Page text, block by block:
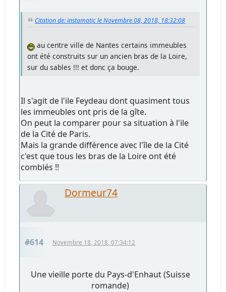
Citation de: instamatic le Novembre 08, 2018, 18:32:08
au centre ville de Nantes certains immeubles
ont été construits sur un ancien bras de la Loire,
sur du sables !!! et donc ça bouge.
Il s'agit de l'ile Feydeau dont quasiment tous
les immeubles ont pris de la gîte.
On peut la comparer pour sa situation à l'ile
de la Cité de Paris.
Mais la grande différence avec l'île de la Cité
c'est que tous les bras de la Loire ont été
comblés !!
Dormeur74
#614 Novembre 18, 2018, 07:34:12
Une vieille porte du Pays-d'Enhaut (Suisse
romande)